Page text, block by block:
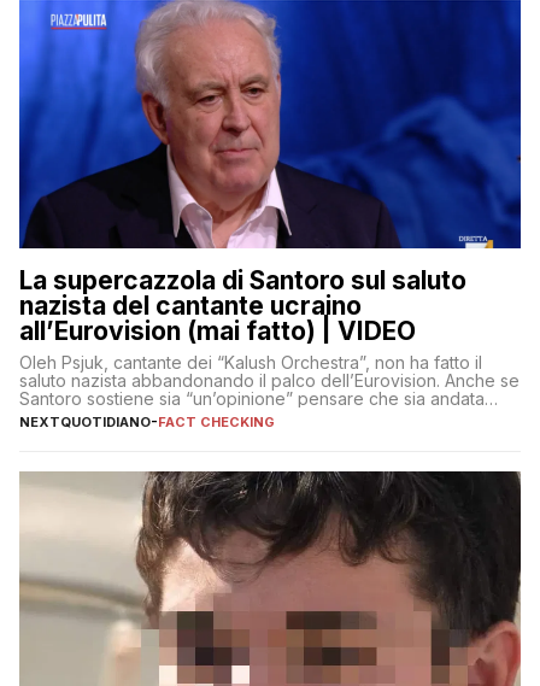
La supercazzola di Santoro sul saluto
nazista del cantante ucraino
all’Eurovision (mai fatto) | VIDEO
Oleh Psjuk, cantante dei “Kalush Orchestra”, non ha fatto il
saluto nazista abbandonando il palco dell’Eurovision. Anche se
Santoro sostiene sia “un’opinione” pensare che sia andata
così
NEXTQUOTIDIANO-FACT CHECKING